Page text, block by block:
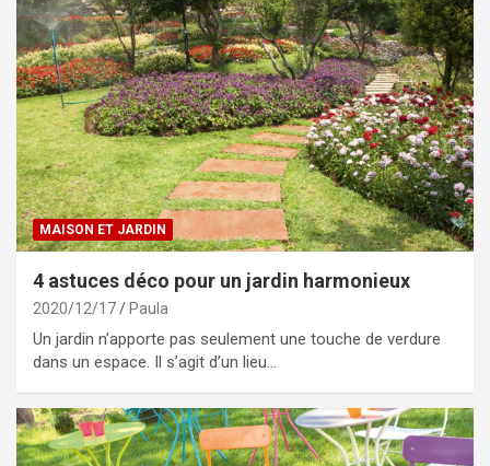
MAISON ET JARDIN
4 astuces déco pour un jardin harmonieux
2020/12/17 Paula
Un jardin n’apporte pas seulement une touche de verdure
dans un espace. Il s’agit d’un lieu…